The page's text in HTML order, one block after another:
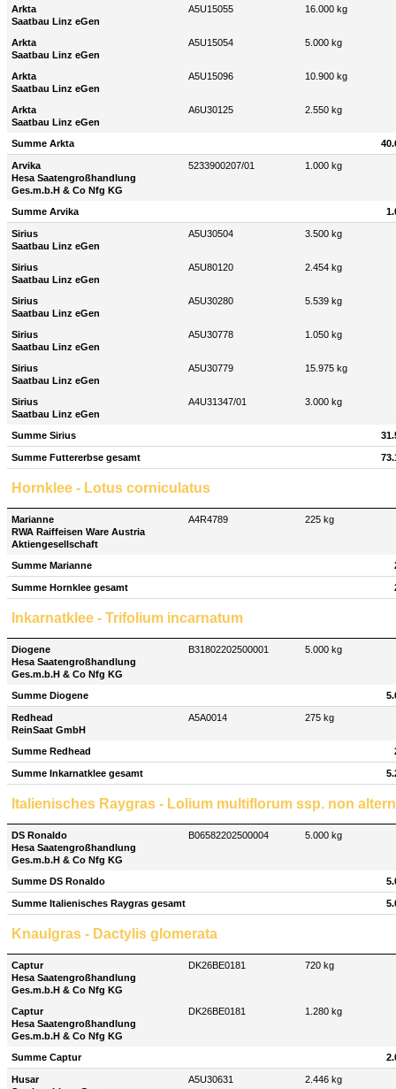
Arkta
Saatbau Linz eGen
A5U15055 16.000 kg
Arkta
Saatbau Linz eGen
A5U15054 5.000 kg
Arkta
Saatbau Linz eGen
A5U15096 10.900 kg
Arkta
Saatbau Linz eGen
A6U30125 2.550 kg
Summe Arkta
Arvika
Hesa Saatengroßhandlung
Ges.m.b.H & Co Nfg KG
5233900207/01 1.000 kg
Summe Arvika
Sirius
Saatbau Linz eGen
A5U30504 3.500 kg
Sirius
Saatbau Linz eGen
A5U80120 2.454 kg
Sirius
Saatbau Linz eGen
A5U30280 5.539 kg
Sirius
Saatbau Linz eGen
A5U30778 1.050 kg
Sirius
Saatbau Linz eGen
A5U30779 15.975 kg
Sirius
Saatbau Linz eGen
A4U31347/01 3.000 kg
Summe Sirius
Summe Futtererbse gesamt
Hornklee - Lotus corniculatus
Marianne
RWA Raiffeisen Ware Austria
Aktiengesellschaft
A4R4789 225 kg
Summe Marianne
Summe Hornklee gesamt
Inkarnatklee - Trifolium incarnatum
Diogene
Hesa Saatengroßhandlung
Ges.m.b.H & Co Nfg KG
B31802202500001 5.000 kg
Summe Diogene
Redhead
ReinSaat GmbH
A5A0014 275 kg
Summe Redhead
Summe Inkarnatklee gesamt
Italienisches Raygras - Lolium multiflorum ssp. non
DS Ronaldo
Hesa Saatengroßhandlung
Ges.m.b.H & Co Nfg KG
B06582202500004 5.000 kg
Summe DS Ronaldo
Summe Italienisches Raygras gesamt
Knaulgras - Dactylis glomerata
Captur
Hesa Saatengroßhandlung
Ges.m.b.H & Co Nfg KG
DK26BE0181 720 kg
Captur
Hesa Saatengroßhandlung
Ges.m.b.H & Co Nfg KG
DK26BE0181 1.280 kg
Summe Captur
Husar
A5U30631 2.446 kg